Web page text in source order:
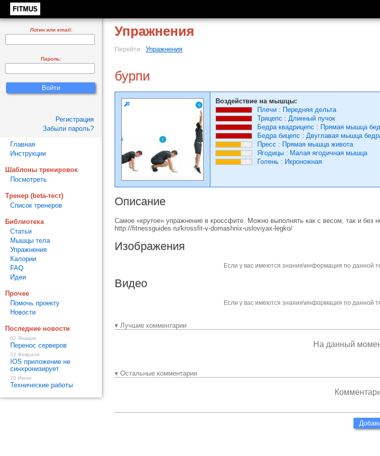
FITMUS
Упражнения
Перейти: Упражнения
бурпи
Воздействие на мышцы:
Плечи : Передняя дельта
Трицепс : Длинный пучок
Бедра квадрицепс : Прямая мышца
Бедра бицепс : Двуглавая мышца
Пресс : Прямая мышца живота
Ягодицы : Малая ягодичная мышца
Голень : Икроножная
Описание
Самое «крутое» упражнение в кроссфите. Можно выполнять как с весом, так и без
http://fitnessguides.ru/krossfit-v-domashnix-usloviyax-legko/
Изображения
Если у вас имеются знания\информация по данной
Видео
Если у вас имеются знания\информация по данной
▾ Лучшие комментарии
На данный
▾ Остальные комментарии
Логин или email:
Пароль:
Регистрация
Забыли пароль?
Главная
Инструкции
Шаблоны тренировок
Посмотреть
Тренер (beta-тест)
Список тренеров
Библиотека
Статьи
Мышцы тела
Упражнения
Калории
FAQ
Идеи
Прочее
Помочь проекту
Новости
Последние новости
02 Января
Перенос серверов
22 Февраля
IOS приложение не
синхронизирует
20 Июня
Технические работы